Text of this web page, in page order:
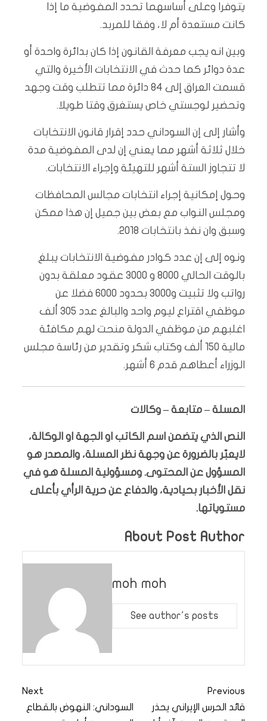
يتوفرا وعلى أساسهما تحدد المفوضية ما إذا
كانت مستعدة أم لا، وفقا للمربد.
وبين انه يجب معرفة القانون إذا كان بدائرة واحدة أو
عدة دوائر كما حدث في الانتخابات الأخيرة والتي
قسمت العراق إلى 84 دائرة مما تتطلب وقت وجهد
وتحضير لوجستي خاص يستغرق وقتا طويلا.
وأشار إلى إن السوداني حدد إقرار قانون الانتخابات
خلال ثلاثة أشهر مما يعني إن لدى المفوضية مدة
لا تتجاوز الستة أشهر للتهيئة وإجراء الانتخابات.
وحول إمكانية إجراء انتخابات مجالس المحافظات
ومجلس النواب مع بعض بين جميل إن هذا ممكن
وسبق وان نفذ بانتخابات 2018.
ونوه إلى إن عدد كوادر مفوضية الانتخابات يبلغ
بالوقت الحالي 8000 و 3000 عقود معلقة بدون
رواتب ولا تثبيت و3000 بحدود 6000 فضلا عن
موظفي اقتراع ليوم واحد والبالغ عدد 305 ألف
اغلبهم من موظفي الدولة منحت لهم مكافئة
مالية 150 ألف وكتاب شكر وتقدير من رئاسة مجلس
الوزراء أعطاهم قدم 6 أشهر.
المسلة – متابعة – وكالات
النص الذي يتضمن اسم الكاتب او الجهة او الوكالة،
لايعبّر بالضرورة عن وجهة نظر المسلة، والمصدر هو
المسؤول عن المحتوى. ومسؤولية المسلة هو في
نقل الأخبار بحيادية، والدفاع عن حرية الرأي بأعلى
مستوياتها.
About Post Author
moh moh
See author's posts
Previous
قائد الحرس الإيراني يحذر
Next
السوداني: النهوض بالقطاع